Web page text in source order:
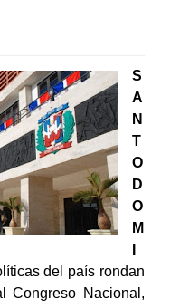
S
A
N
T
O
D
O
M
del país rondan
Congreso Nacional,